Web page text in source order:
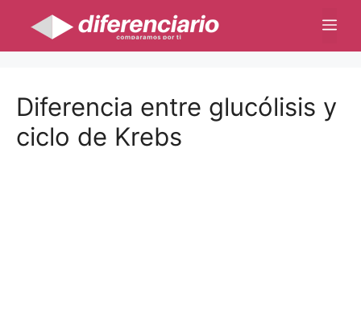
contenido
Diferencia entre glucólisis y
ciclo de Krebs